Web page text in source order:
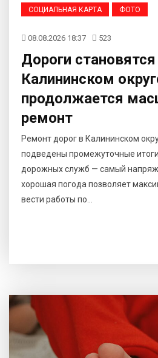
СОЦИАЛЬНАЯ КАРТА ФОТО
08.08.2026 18:37 523
Дороги
Калининском
продолжается
ремонт
Ремонт дорог в Калининском
подведены промежуточные
дорожных служб — самый
хорошая погода позволяет
вести работы по...